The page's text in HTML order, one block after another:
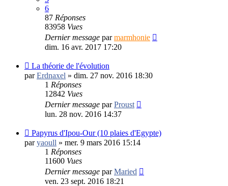
6
87 Réponses
83958 Vues
Dernier message parmarmhonie
dim. 16 avr. 2017 17:20
La théorie de l'évolution
parErdnaxel » dim. 27 nov. 2016 18:30
1 Réponses
12842 Vues
Dernier message parProust
lun. 28 nov. 2016 14:37
Papyrus d'Ipou-Our (10 plaies d'Egypte)
paryaoull » mer. 9 mars 2016 15:14
1 Réponses
11600 Vues
Dernier message parMaried
ven. 23 sept. 2016 18:21